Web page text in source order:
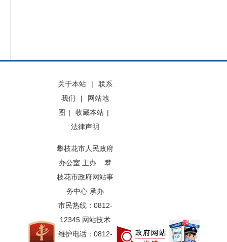
关于本站 |
联系
我们
|
网站地
图 | 收藏本站 |
法律声明
攀枝花市人民政府
办公室 主办 攀
枝花市政府网站事
务中心 承办
市民热线：0812-
12345 网站技术
维护电话：0812-